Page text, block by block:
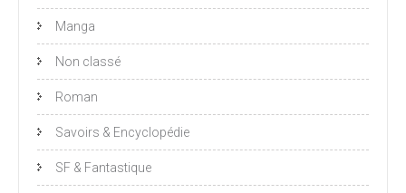
Manga
Non classé
Roman
Savoirs & Encyclopédie
SF & Fantastique